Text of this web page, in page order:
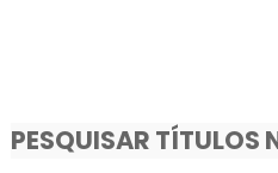
PESQUISAR TÍTULOS